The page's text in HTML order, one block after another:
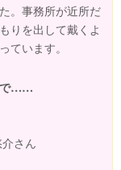
。事務所が近所だ
りを出して戴くよ
ています。
で……
さん